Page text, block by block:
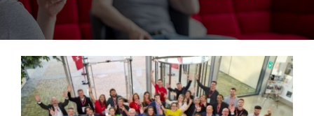
Produkte
Webcasts
Team